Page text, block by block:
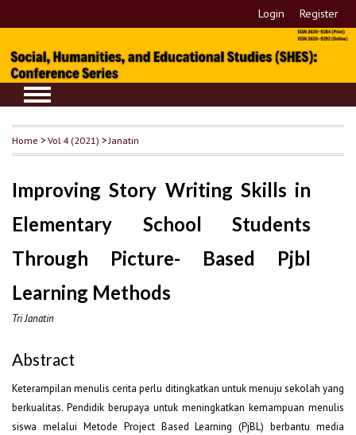
Login Register
Home >Vol 4 (2021) >Janatin
Improving Story Writing Skills in
Elementary School Students
Through Picture- Based Pjbl
Learning Methods
Tri Janatin
Abstract
Keterampilan menulis cerita perlu ditingkatkan untuk menuju sekolah yang
berkualitas. Pendidik berupaya untuk meningkatkan kemampuan menulis
siswa melalui Metode Project Based Learning (PjBL) berbantu media